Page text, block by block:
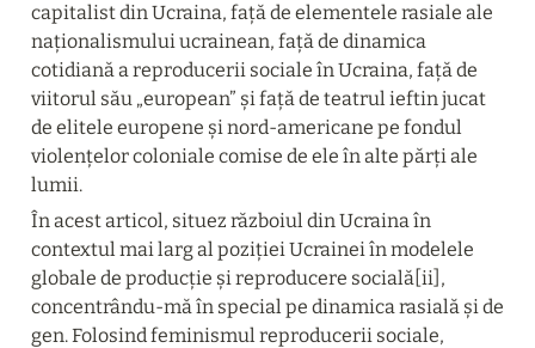
capitalist din Ucraina, față de elementele rasiale ale
naționalismului ucrainean, față de dinamica
cotidiană a reproducerii sociale în Ucraina, față de
viitorul său „european” și față de teatrul ieftin jucat
de elitele europene și nord-americane pe fondul
violențelor coloniale comise de ele în alte părți ale
lumii.
În acest articol, situez războiul din Ucraina în
contextul mai larg al poziției Ucrainei în modelele
globale de producție și reproducere socială[ii],
concentrându-mă în special pe dinamica rasială și de
gen. Folosind feminismul reproducerii sociale,